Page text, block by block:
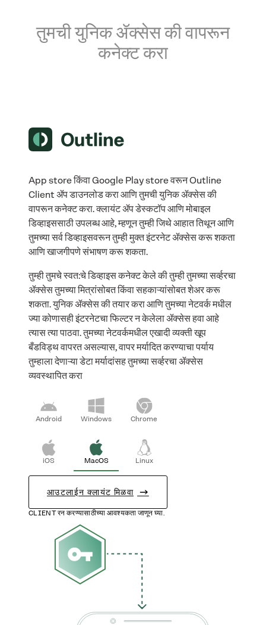
तुमची युनिक ॲक्सेस की वापरून
कनेक्ट करा
App store किंवा Google Play store वरून Outline
Client ॲप डाउनलोड करा आणि तुमची युनिक ॲक्सेस की
वापरून कनेक्ट करा. क्लायंट ॲप डेस्कटॉप आणि मोबाइल
डिव्हाइससाठी उपलब्ध आहे, म्हणून तुम्ही जिथे आहात तिथून आणि
तुमच्या सर्व डिव्हाइसवरून तुम्ही मुक्त इंटरनेट ॲक्सेस करू शकता
आणि खाजगीपणे संभाषण करू शकता.
तुम्ही तुमचे स्वत:चे डिव्हाइस कनेक्ट केले की तुम्ही तुमच्या सर्व्हरचा
ॲक्सेस तुमच्या मित्रांसोबत किंवा सहकाऱ्यांसोबत शेअर करू
शकता. युनिक ॲक्सेस की तयार करा आणि तुमच्या नेटवर्क मधील
ज्या कोणासही इंटरनेटचा फिल्टर न केलेला ॲक्सेस हवा आहे
त्यास त्या पाठवा. तुमच्या नेटवर्कमधील एखादी व्यक्ती खूप
बँडविड्थ वापरत असल्यास, वापर मर्यादित करण्याचा पर्याय
तुम्हाला देणाऱ्या डेटा मर्यादांसह तुमच्या सर्व्हरचा ॲक्सेस
व्यवस्थापित करा
Android Windows Chrome
iOS MacOS Linux
आउटलाईन क्लायंट मिळवा
CLIENT रन करण्यासाठीच्या आवश्यकता जाणून घ्या.